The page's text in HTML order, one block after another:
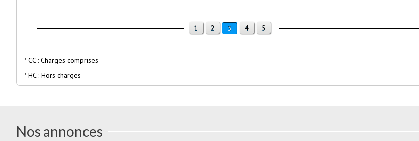
1 2 3 4 5
* CC : Charges comprises
* HC : Hors charges
Nos annonces